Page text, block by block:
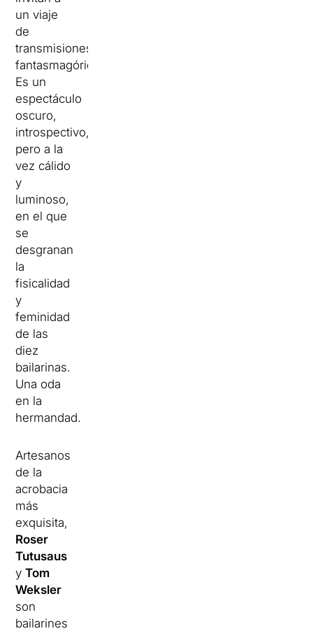
un viaje
de
transmisiones
fantasmagóricas.
Es un
espectáculo
oscuro,
introspectivo,
pero a la
vez cálido
y
luminoso,
en el que
se
desgranan
la
fisicalidad
y
feminidad
de las
diez
bailarinas.
Una oda
en la
hermandad.
Artesanos
de la
acrobacia
más
exquisita,
Roser
Tutusaus
yTom
Weksler
son
bailarines